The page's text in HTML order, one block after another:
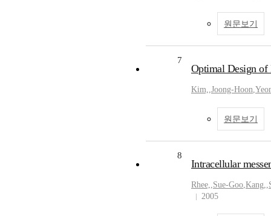
원문보기
7
Optimal Design
Kim,,Joong-Hoon,
원문보기
8
Intracellular
Rhee,,Sue-Goo,Kang,,
2005